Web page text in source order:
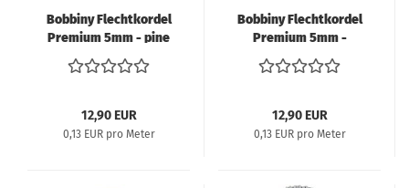
Bobbiny Flechtkordel
Premium 5mm - pine
green
12,90 EUR
0,13 EUR pro Meter
Bobbiny Flechtkordel
Premium 5mm -
golden natural
12,90 EUR
0,13 EUR pro Meter